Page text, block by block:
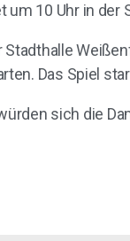
10 Uhr in der
Das Spiel
sich die